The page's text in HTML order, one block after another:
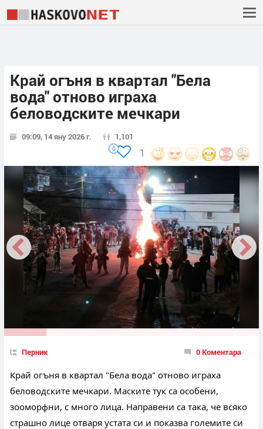
Край огъня в квартал "Бела
вода" отново играха
беловодските мечкари
09:09, 14 яну 2026 г. 1,101
1
0
Перник 0 Коментара
Край огъня в квартал "Бела вода" отново играха
беловодските мечкари. Маските тук са особени,
зооморфни, с много лица. Направени са така, че всяко
страшно лице отваря устата си и показва големите си